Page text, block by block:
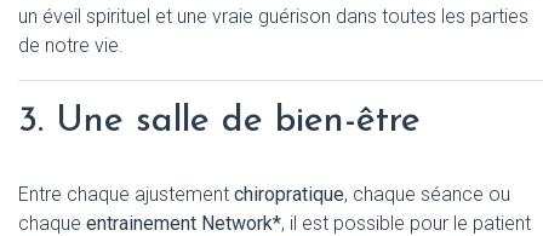
un éveil spirituel et une vraie guérison dans toutes les parties
de notre vie.
3. Une salle de bien-être
Entre chaque ajustement chiropratique, chaque séance ou
chaque entrainement Network*, il est possible pour le patient